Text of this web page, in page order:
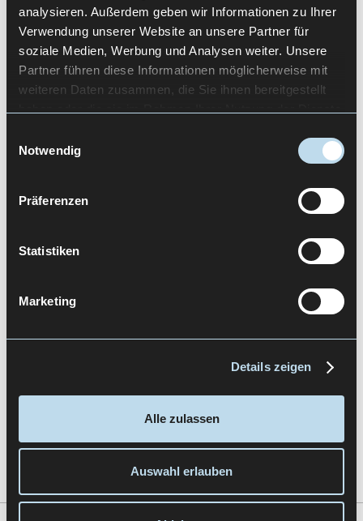
analysieren. Außerdem geben wir Informationen zu Ihrer
Verwendung unserer Website an unsere Partner für
soziale Medien, Werbung und Analysen weiter. Unsere
Partner führen diese Informationen möglicherweise mit
weiteren Daten zusammen, die Sie ihnen bereitgestellt
Notwendig
Präferenzen
Statistiken
Marketing
Details zeigen
Alle zulassen
Auswahl erlauben
Basis for independent use without constant
support
UT
User Training